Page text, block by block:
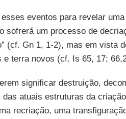
eventos para revelar
sofrerá um processo de
(cf. Gn 1, 1-2), mas em vista
e terra novos (cf. Is 65, 17;
significar destruição,
atuais estruturas da
recriação, uma